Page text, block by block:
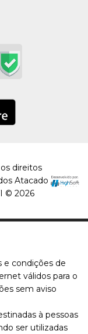
direitos
Atacado
© 2026
e condições de
válidos para o
sem aviso
à pessoas
ser utilizadas